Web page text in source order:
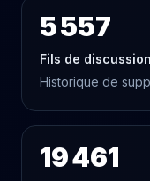
5 557
Fils de
Historique de
19 461